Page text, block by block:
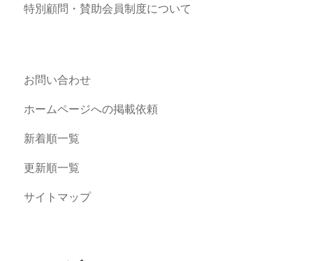
特別顧問・賛助会員制度について
お問い合わせ
ホームページへの掲載依頼
新着順一覧
更新順一覧
サイトマップ